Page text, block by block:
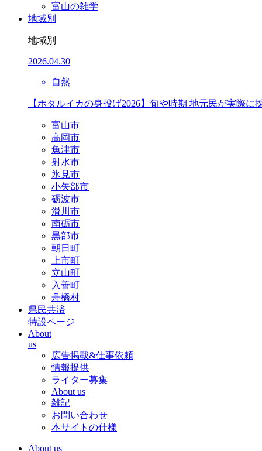
富山の雑学
地域別
地域別
2026.04.30
自然
【ホタルイカの身投げ2026】旬や時期 地元民が実際に
富山市
高岡市
魚津市
射水市
氷見市
小矢部市
砺波市
滑川市
南砺市
黒部市
朝日町
上市町
立山町
入善町
舟橋村
県民共済
特設ページ
About
us
広告掲載&仕事依頼
情報提供
ライター募集
About us
雑記
お問い合わせ
本サイトの仕様
About us